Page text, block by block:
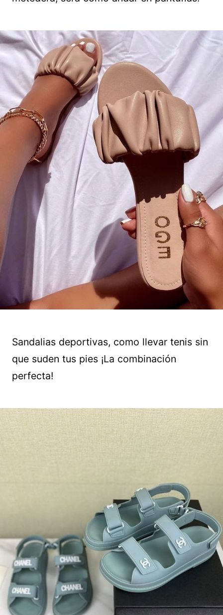
Sandalias deportivas, como llevar tenis sin
que suden tus pies ¡La combinación
perfecta!